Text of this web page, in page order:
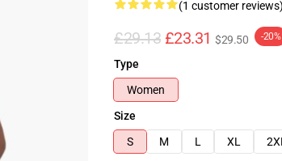
(1 customer reviews)
£29.13 £23.31 $29.50 -20%
Type
Women
Size
S
M L XL 2XL